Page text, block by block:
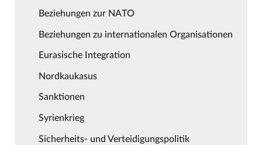
Beziehungen zur NATO
Beziehungen zu internationalen Organisationen
Eurasische Integration
Nordkaukasus
Sanktionen
Syrienkrieg
Sicherheits- und Verteidigungspolitik